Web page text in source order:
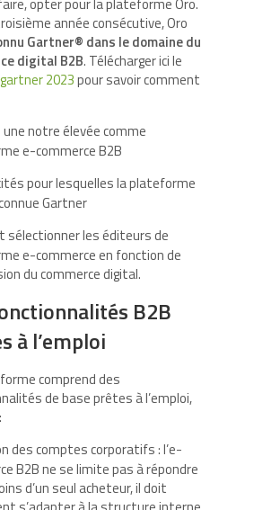
opter pour la plateforme Oro.
année consécutive, Oro
Gartner® dans le domaine du
digital B2B. Télécharger ici le
2023pour savoir comment
notre élevée comme
e-commerce B2B
pour lesquelles la plateforme
Gartner
sélectionner les éditeurs de
e-commerce en fonction de
du commerce digital.
B2B
à l’emploi
comprend des
de base prêtes à l’emploi,
des comptes corporatifs : l’e-
B2B ne se limite pas à répondre
d’un seul acheteur, il doit